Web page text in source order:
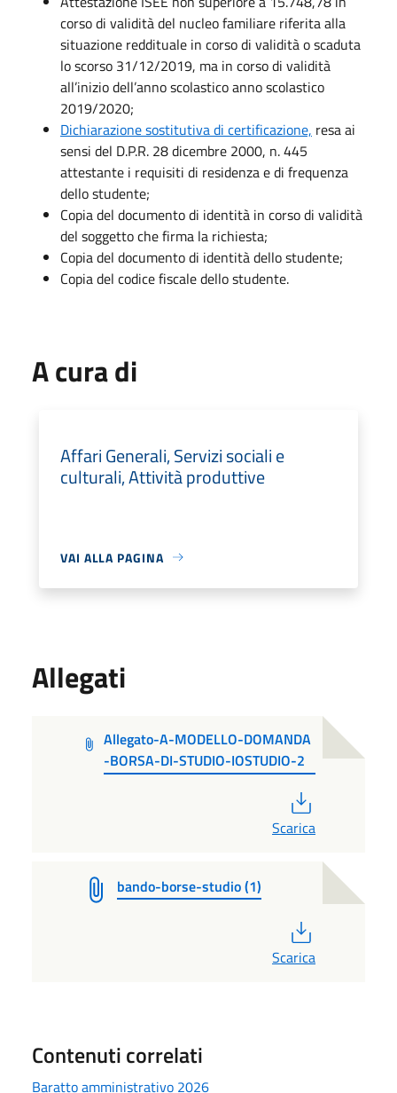
corso di validità del nucleo familiare riferita alla
situazione reddituale in corso di validità o scaduta
lo scorso 31/12/2019, ma in corso di validità
all’inizio dell’anno scolastico anno scolastico
2019/2020;
Dichiarazione sostitutiva di certificazione, resa ai
sensi del D.P.R. 28 dicembre 2000, n. 445
attestante i requisiti di residenza e di frequenza
dello studente;
Copia del documento di identità in corso di validità
del soggetto che firma la richiesta;
Copia del documento di identità dello studente;
Copia del codice fiscale dello studente.
A cura di
Affari Generali, Servizi sociali e
culturali, Attività produttive
VAI ALLA PAGINA
Allegati
Allegato-A-MODELLO-DOMANDA
-BORSA-DI-STUDIO-IOSTUDIO-2
Scarica
bando-borse-studio (1)
Scarica
Contenuti correlati
Baratto amministrativo 2026